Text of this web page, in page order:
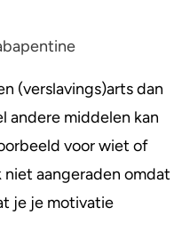
(verslavings)arts dan
andere middelen kan
voor wiet of
aangeraden omdat
je je motivatie